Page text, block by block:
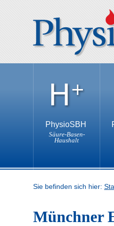
PhysioSBH
Säure-Basen-
Haushalt
Sie befinden sich hier:
Münchner